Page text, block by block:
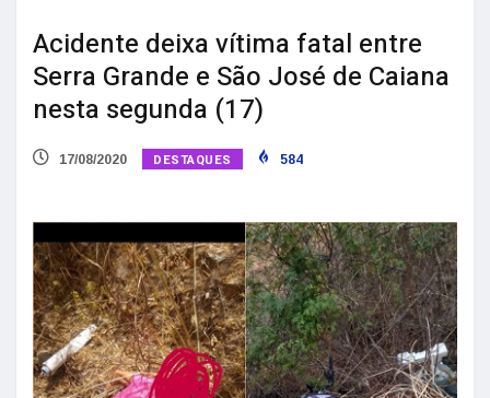
Acidente deixa vítima fatal entre
Serra Grande e São José de Caiana
nesta segunda (17)
17/08/2020 DESTAQUES 584